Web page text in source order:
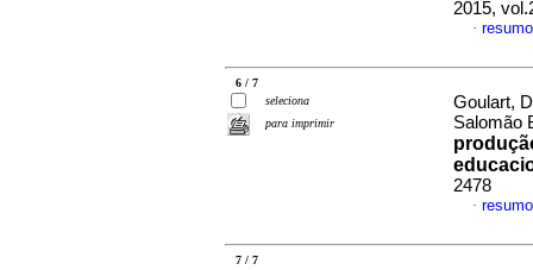
2015,
·
6 / 7
seleciona
para imprimir
Goulart,
Salomão
2478
·
7 / 7